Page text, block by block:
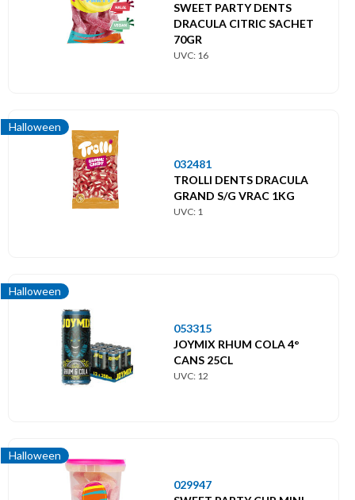
SWEET PARTY DENTS
DRACULA CITRIC SACHET
70GR
UVC: 16
Halloween
032481
TROLLI DENTS DRACULA
GRAND S/G VRAC 1KG
UVC: 1
Halloween
053315
JOYMIX RHUM COLA 4°
CANS 25CL
UVC: 12
Halloween
029947